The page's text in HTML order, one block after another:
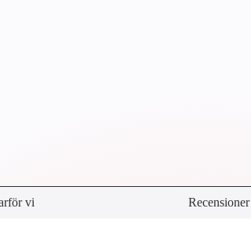
vi Recensioner